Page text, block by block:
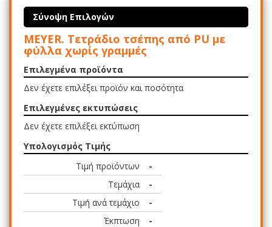
Σύνοψη Επιλογών
MEYER. Τετράδιο τσέπης από PU με
φύλλα χωρίς γραμμές
Επιλεγμένα προϊόντα
Δεν έχετε επιλέξει προϊόν και ποσότητα
Επιλεγμένες εκτυπώσεις
Δεν έχετε επιλέξει εκτύπωση
Υπολογισμός Τιμής
Τιμή προϊόντων
-
Τεμάχια
-
Τιμή ανά τεμάχιο
-
Έκπτωση
-